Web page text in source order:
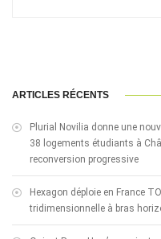
ARTICLES RÉCENTS
Plurial Novilia donne une
38 logements étudiants à
reconversion progressive
Hexagon déploie en France
tridimensionnelle à bras